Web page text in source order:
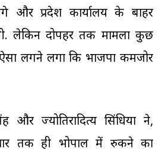
और प्रदेश कार्यालय के बाहर
लेकिन दोपहर तक मामला कुछ
लगने लगा कि भाजपा कमजोर
और ज्योतिरादित्य सिंधिया ने,
तक ही भोपाल में रुकने का